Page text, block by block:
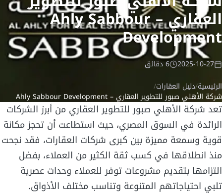
العقاري – Ahly Sabbour
Development
2025-10-27 6 دقائق
الرئيسية/دليل العقارات/
شركة الأهلي صبور للتطوير العقاري – Ahly Sabbour Development
تعد شركة الأهلي صبور للتطوير العقاري من أبرز الشركات
الرائدة في السوق المصري، حيث استطاعت أن تحجز مكانة
قوية وسمعة مميزة بين كبرى شركات العقارات، فقد نجحت
منذ انطلاقها في كسب ثقة الكثير من العملاء، بفضل
التزامها بتقديم مشروعات توفر للعملاء وحدات عصرية
تلبي احتياجاتهم المتنوعة وتناسب مختلف الأذواق.